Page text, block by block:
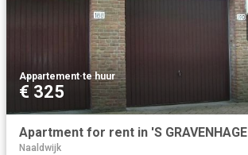
Appartement·te huur
€ 325
Apartment for rent in 'S GRAVENHAGE
Naaldwijk